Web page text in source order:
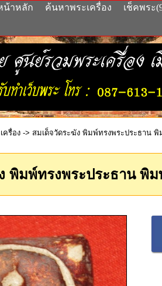
น้าหลัก ค้นหาพระเครื่อง เช็คพระ
ครื่อง -> สมเด็จวัดระฆัง พิมพ์ทรงพระประธาน พิ
พิมพ์ทรงพระประธาน พิ